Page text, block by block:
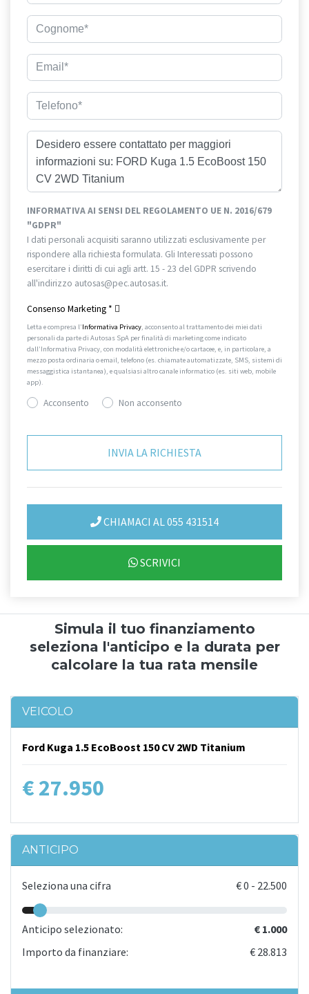
INFORMATIVA AI SENSI DEL REGOLAMENTO UE N. 2016/679
"GDPR"
I dati personali acquisiti saranno utilizzati esclusivamente per
rispondere alla richiesta formulata. Gli Interessati possono
esercitare i diritti di cui agli artt. 15 - 23 del GDPR scrivendo
all'indirizzo autosas@pec.autosas.it.
Consenso Marketing *
Letta e compresa l’Informativa Privacy, acconsento al trattamento dei miei dati
personali da parte di Autosas SpA per finalità di marketing come indicato
dall’Informativa Privacy, con modalità elettroniche e/o cartacee, e, in particolare, a
mezzo posta ordinaria o email, telefono (es. chiamate automatizzate, SMS, sistemi di
messaggistica istantanea), e qualsiasi altro canale informatico (es. siti web, mobile
app).
Acconsento Non acconsento
CHIAMACI AL 055 431514
SCRIVICI
Simula il tuo finanziamento
seleziona l'anticipo e la durata per
calcolare la tua rata mensile
VEICOLO
Ford Kuga 1.5 EcoBoost 150 CV 2WD Titanium
€ 27.950
ANTICIPO
Seleziona una cifra €0 - 22.500
Anticipo selezionato:
€ 1.000
Importo da finanziare:
€ 28.813